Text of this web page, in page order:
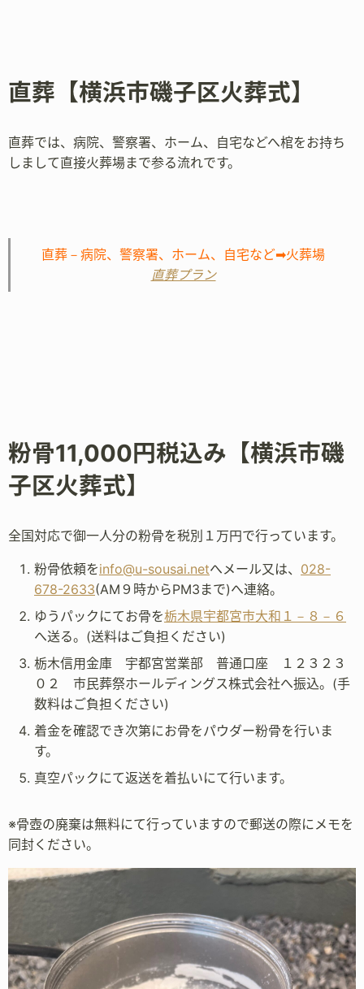
直葬【横浜市磯子区火葬式】
直葬では、病院、警察署、ホーム、自宅などへ棺をお持ち
しまして直接火葬場まで参る流れです。
直葬－病院、警察署、ホーム、自宅など➡火葬場
直葬プラン
粉骨11,000円税込み【横浜市磯
子区火葬式】
全国対応で御一人分の粉骨を税別１万円で行っています。
粉骨依頼をinfo@u-sousai.netへメール又は、 028-
678-2633(AM９時からPM3まで)へ連絡。
ゆうパックにてお骨を栃木県宇都宮市大和１－８－６
へ送る。(送料はご負担ください)
栃木信用金庫 宇都宮営業部 普通口座 １２３２３
０２ 市民葬祭ホールディングス株式会社へ振込。(手
数料はご負担ください)
着金を確認でき次第にお骨をパウダー粉骨を行いま
す。
真空パックにて返送を着払いにて行います。
※骨壺の廃棄は無料にて行っていますので郵送の際にメモを
同封ください。